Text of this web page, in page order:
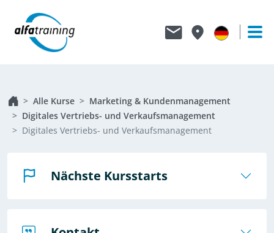
Alle Kurse
Marketing & Kundenmanagement
Digitales Vertriebs- und Verkaufsmanagement
Digitales Vertriebs- und Verkaufsmanagement
Nächste Kursstarts